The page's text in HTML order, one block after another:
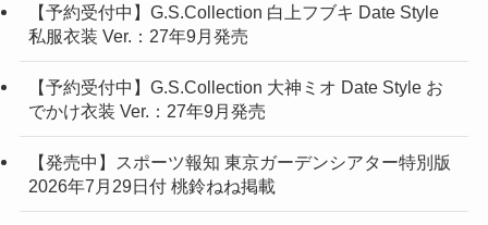
【予約受付中】G.S.Collection 白上フブキ Date Style
私服衣装 Ver.：27年9月発売
【予約受付中】G.S.Collection 大神ミオ Date Style お
でかけ衣装 Ver.：27年9月発売
【発売中】スポーツ報知 東京ガーデンシアター特別版
2026年7月29日付 桃鈴ねね掲載